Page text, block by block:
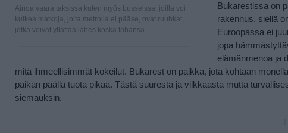
Ainoa vaara taksissa kuten myös busseissa, joilla voi
kulkea matkoja, joita metrolla ei pääse, ovat ruuhkat,
jotka voivat yllättää lähes koska tahansa.
Bukarestissa on
rakennus, siellä
Euroopassa ei
jopa
elämänmenoa ja
mitä ihmeellisimmät kokeilut. Bukarest on paikka, jota kohtaan
paikan päällä tuota pikaa. Tästä suuresta ja vilkkaasta mutta
siemauksin.